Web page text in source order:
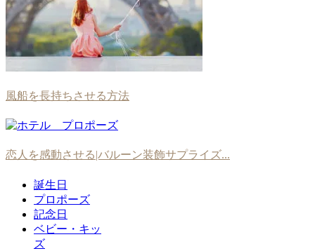
風船を長持ちさせる方法
恋人を感動させる|バルーン装飾サプライズ...
誕生日
プロポーズ
記念日
ベビー・キッ
ズ